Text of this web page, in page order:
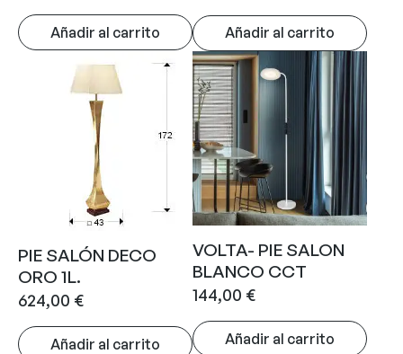
Añadir al carrito Añadir al carrito
PIE SALÓN DECO
ORO 1L.
624,00 €
Añadir al carrito
VOLTA- PIE SALON
BLANCO CCT
144,00 €
Añadir al carrito